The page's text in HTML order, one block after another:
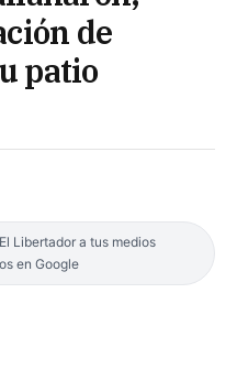
de
patio
Libertador a tus medios
en Google